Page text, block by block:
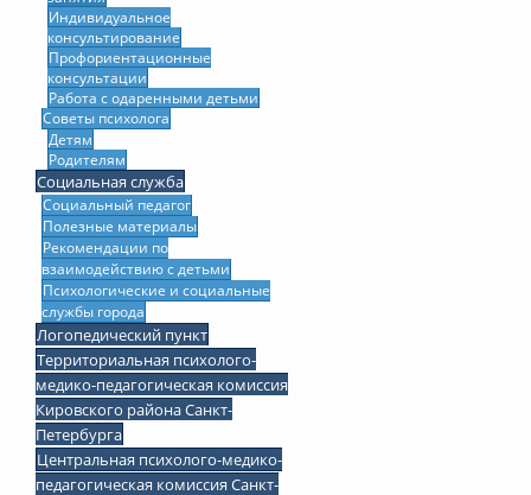
Индивидуальное
консультирование
Профориентационные
консультации
Работа с одаренными детьми
Советы психолога
Детям
Родителям
Социальная служба
Социальный педагог
Полезные материалы
Рекомендации по
взаимодействию с детьми
Психологические и социальные
службы города
Логопедический пункт
Территориальная психолого-
медико-педагогическая комиссия
Кировского района Санкт-
Петербурга
Центральная психолого-медико-
педагогическая комиссия Санкт-